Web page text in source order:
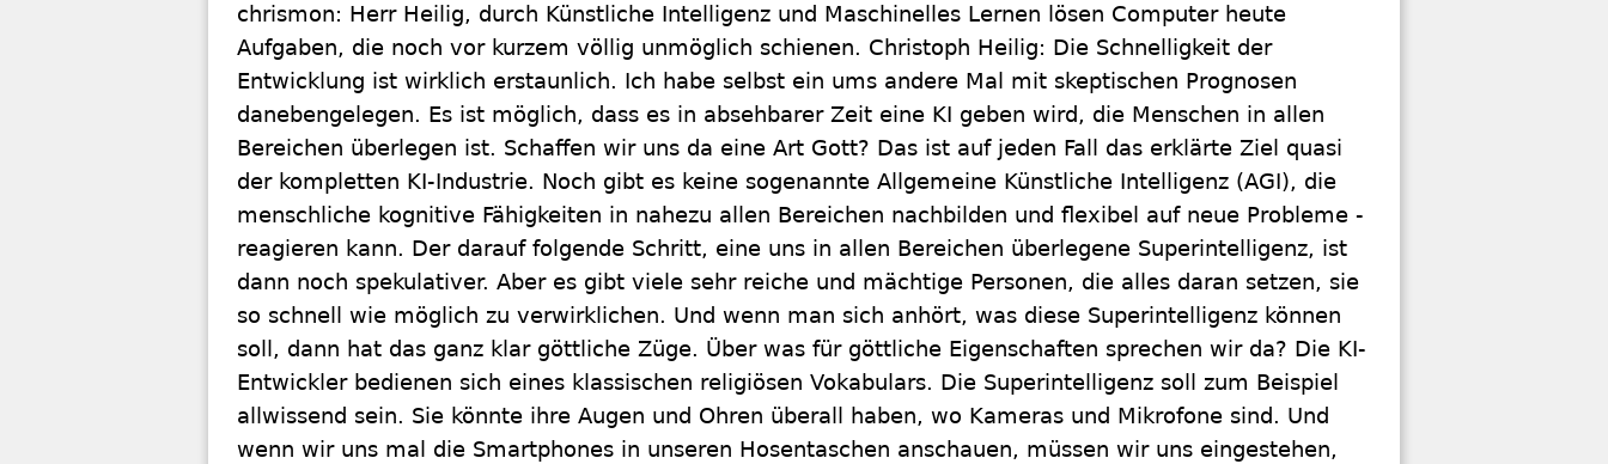
chrismon: Herr Heilig, durch Künstliche Intelligenz und Maschinelles Lernen lösen Computer heute
Aufgaben, die noch vor kurzem völlig unmöglich schienen. Christoph Heilig: Die Schnelligkeit der
Entwicklung ist wirklich erstaunlich. Ich habe selbst ein ums andere Mal mit skeptischen Prognosen
danebengelegen. Es ist möglich, dass es in absehbarer Zeit eine KI geben wird, die Menschen in allen
Bereichen überlegen ist. Schaffen wir uns da eine Art Gott? Das ist auf jeden Fall das erklärte Ziel quasi
der kompletten KI-Industrie. Noch gibt es keine sogenannte Allgemeine Künstliche Intelligenz (AGI), die
menschliche kognitive Fähigkeiten in nahezu allen Bereichen nachbilden und flexibel auf neue Probleme ­
reagieren kann. Der darauf folgende Schritt, eine uns in allen Bereichen überlegene Superintelligenz, ist
dann noch spekulativer. Aber es gibt viele sehr reiche und mächtige Personen, die alles daran setzen, sie
so schnell wie möglich zu verwirklichen. Und wenn man sich anhört, was diese Superintelligenz können
soll, dann hat das ganz klar göttliche Züge. Über was für göttliche Eigenschaften ­sprechen wir da? Die KI-
Entwickler bedienen sich eines klassischen reli­giö­sen Vokabulars. Die Superintelligenz soll zum Beispiel
allwissend sein. Sie könnte ihre Augen und Ohren überall haben, wo Kameras und Mikrofone sind. Und
wenn wir uns mal die Smartphones in unseren Hosentaschen anschauen, müssen wir uns eingestehen,